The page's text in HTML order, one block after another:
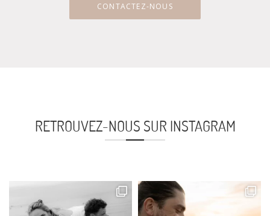
CONTACTEZ-NOUS
RETROUVEZ-NOUS SUR INSTAGRAM